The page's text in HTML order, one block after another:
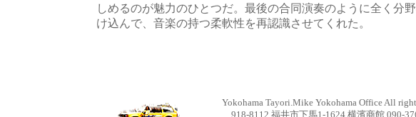
しめるのが魅力のひとつだ。最後の合同演奏のように全く分
け込んで、音楽の持つ柔軟性を再認識させてくれた。
Yokohama Tayori.Mike Yokohama Office All
918-8112 福井市下馬1-1624 横濱商館 090-